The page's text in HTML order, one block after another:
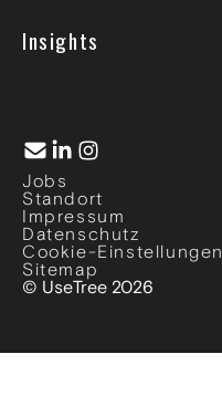
Insights
Jobs
Standort
Impressum
Datenschutz
Cookie-Einstellungen
Sitemap
© UseTree 2026